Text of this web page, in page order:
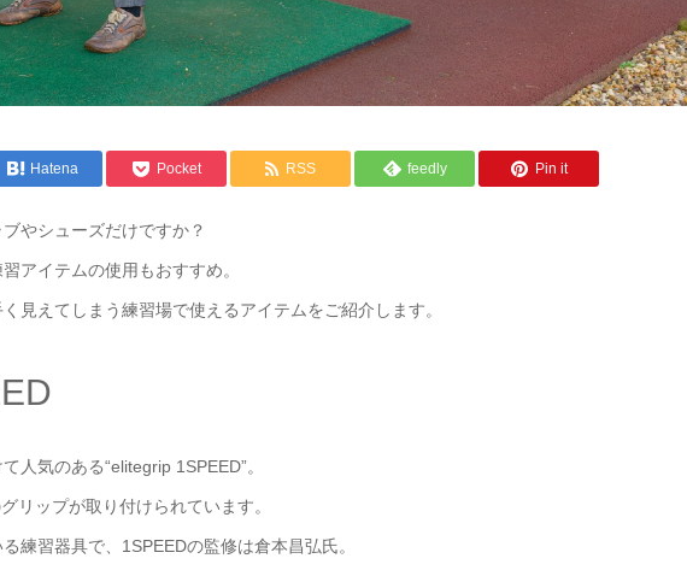
Hatena Pocket RSS feedly Pin it
やシューズだけですか？
アイテムの使用もおすすめ。
見えてしまう練習場で使えるアイテムをご紹介します。
人気のある“elitegrip 1SPEED”。
リップが取り付けられています。
練習器具で、1SPEEDの監修は倉本昌弘氏。